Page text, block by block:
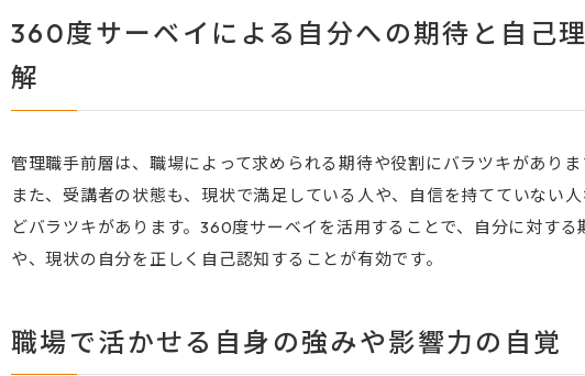
360度サーベイによる自分への期待と自己理
解
管理職手前層は、職場によって求められる期待や役割にバラツキがありま
また、受講者の状態も、現状で満足している人や、自信を持てていない人
どバラツキがあります。360度サーベイを活用することで、自分に対する
や、現状の自分を正しく自己認知することが有効です。
職場で活かせる自身の強みや影響力の自覚